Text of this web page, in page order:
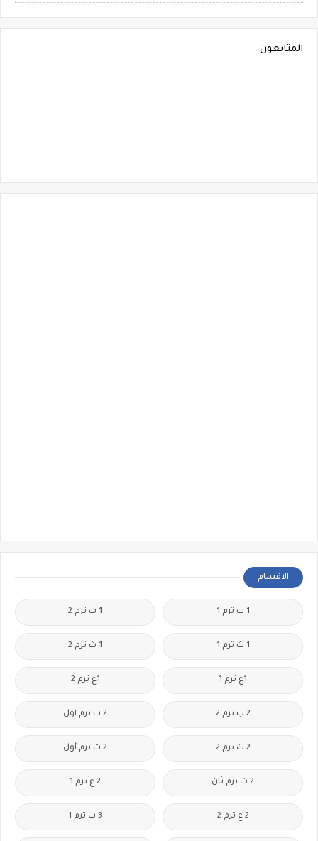
المتابعون
الاقسام
1 ب ترم 1 1 ب ترم 2
1 ث ترم 1 1 ث ترم 2
1ع ترم 1 1ع ترم 2
2 ب ترم 2 2 ب ترم اول
2 ث ترم 2 2 ث ترم أول
2 ث ترم ثان 2 ع ترم 1
2 ع ترم 2 3 ب ترم 1